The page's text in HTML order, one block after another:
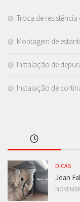
Troca de
Montagem de
Instalação de
Instalação de
DICAS
Jean